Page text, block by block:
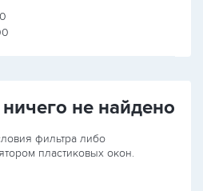
не найдено
фильтра либо
пластиковых окон.